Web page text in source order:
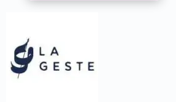
Sèvres
chemin
faisant